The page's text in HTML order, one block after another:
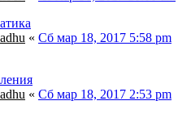
« Сб мар 18, 2017 5:58 pm
« Сб мар 18, 2017 2:53 pm